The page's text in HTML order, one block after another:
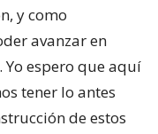
y como
avanzar en
Yo espero que aquí
tener lo antes
de estos